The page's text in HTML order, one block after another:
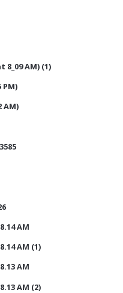
AM) (1)
PM)
AM)
AM
AM (1)
AM
AM (2)